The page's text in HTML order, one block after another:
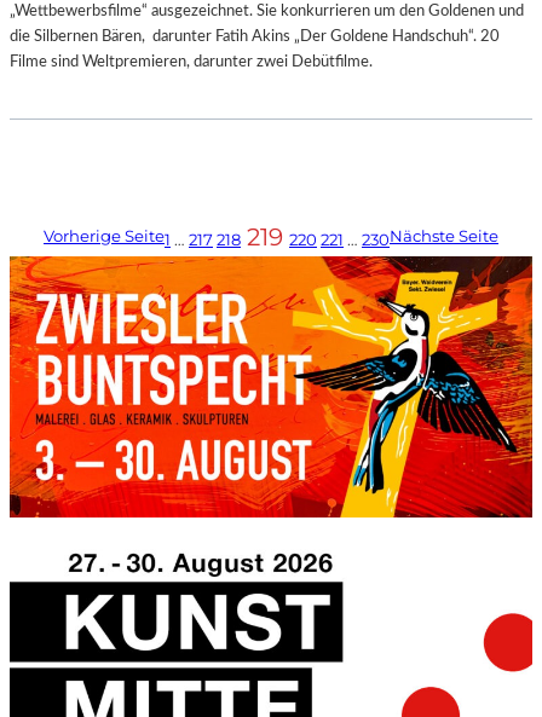
„Wettbewerbsfilme“ ausgezeichnet. Sie konkurrieren um den Goldenen und
die Silbernen Bären, darunter Fatih Akins „Der Goldene Handschuh“. 20
Filme sind Weltpremieren, darunter zwei Debütfilme.
Vorherige Seite1 … 217218 219 220 221 … 230Nächste Seite